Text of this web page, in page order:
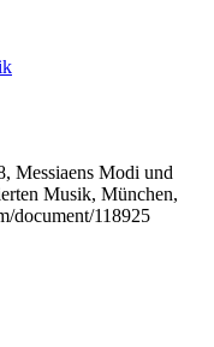
Messiaens Modi und
Musik, München,
document/118925